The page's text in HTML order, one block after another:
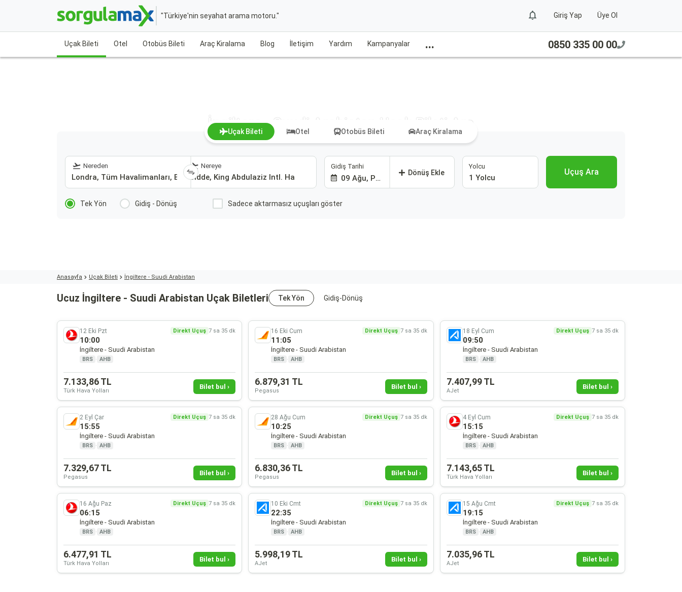
"Türkiye'nin seyahat arama motoru." Giriş Yap Üye Ol
Uçak Bileti Otel Otobüs Bileti Araç Kiralama Blog İletişim Yardım Kampanyalar ... 0850 335 00 00
İngiltere - Suudi Arabistan Uçak Bileti Ara
Uçak Bileti Otel Otobüs Bileti Araç Kiralama
Nereden Nereye Gidiş Tarihi
09 Ağu, Paz
Dönüş Ekle
Yolcu
1 Yolcu
Uçuş Ara
Tek Yön Gidiş - Dönüş Sadece aktarmasız uçuşları göster
Anasayfa Uçak Bileti İngiltere - Suudi Arabistan
Ucuz İngiltere - Suudi Arabistan Uçak Biletleri Tek Yön Gidiş-Dönüş
12 Eki Pzt Direkt Uçuş 7 sa 35 dk
10:00
İngiltere - Suudi Arabistan
BRS · AHB
7.133,86 TL
Türk Hava Yolları
Bilet bul ›
16 Eki Cum Direkt Uçuş 7 sa 35 dk
11:05
İngiltere - Suudi Arabistan
BRS · AHB
6.879,31 TL
Pegasus
Bilet bul ›
18 Eyl Cum Direkt Uçuş 7 sa 35 dk
09:50
İngiltere - Suudi Arabistan
BRS · AHB
7.407,99 TL
AJet
Bilet bul ›
2 Eyl Çar Direkt Uçuş 7 sa 35 dk
15:55
İngiltere - Suudi Arabistan
BRS · AHB
7.329,67 TL
Pegasus
Bilet bul ›
28 Ağu Cum Direkt Uçuş 7 sa 35 dk
10:25
İngiltere - Suudi Arabistan
BRS · AHB
6.830,36 TL
Pegasus
Bilet bul ›
4 Eyl Cum Direkt Uçuş 7 sa 35 dk
15:15
İngiltere - Suudi Arabistan
BRS · AHB
7.143,65 TL
Türk Hava Yolları
Bilet bul ›
16 Ağu Paz Direkt Uçuş 7 sa 35 dk
06:15
İngiltere - Suudi Arabistan
BRS · AHB
6.477,91 TL
Türk Hava Yolları
Bilet bul ›
10 Eki Cmt Direkt Uçuş 7 sa 35 dk
22:35
İngiltere - Suudi Arabistan
BRS · AHB
5.998,19 TL
AJet
Bilet bul ›
15 Ağu Cmt Direkt Uçuş 7 sa 35 dk
19:15
İngiltere - Suudi Arabistan
BRS · AHB
7.035,96 TL
AJet
Bilet bul ›